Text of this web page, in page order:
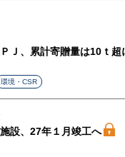
Ｊ、累計寄贈量は10ｔ超
環境・CSR
設、27年１月竣工へ